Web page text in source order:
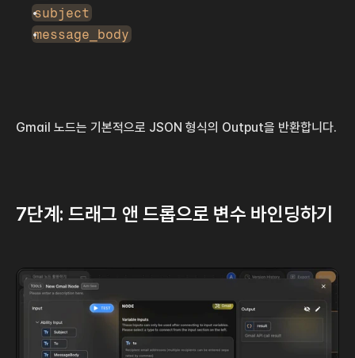
subject
message_body
Gmail 노드는 기본적으로 JSON 형식의 Output을 반환합니다.
7단계: 드래그 앤 드롭으로 변수 바인딩하기